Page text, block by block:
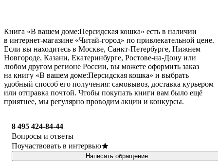
Книга «В вашем доме:Персидская кошка» есть в наличии
в интернет-магазине «Читай-город» по привлекательной цене.
Если вы находитесь в Москве, Санкт-Петербурге, Нижнем
Новгороде, Казани, Екатеринбурге, Ростове-на-Дону или
любом другом регионе России, вы можете оформить заказ
на книгу «В вашем доме:Персидская кошка» и выбрать
удобный способ его получения: самовывоз, доставка курьером
или отправка почтой. Чтобы покупать книги вам было ещё
приятнее, мы регулярно проводим акции и конкурсы.
8 495 424-84-44
Вопросы и ответы
Поучаствовать в интервью
Написать обращение